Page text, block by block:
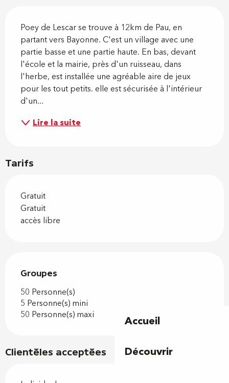
Accueil
Découvrir
Poey de Lescar se trouve à 12km de Pau, en
partant vers Bayonne. C'est un village avec une
partie basse et une partie haute. En bas, devant
l'école et la mairie, près d'un ruisseau, dans
l'herbe, est installée une agréable aire de jeux
pour les tout petits. elle est sécurisée à l'intérieur
d'un...
Lire la suite
Tarifs
Gratuit
Gratuit
accès libre
Groupes
Groupes
50 Personne(s)
5 Personne(s) mini
50 Personne(s) maxi
Clientèles acceptées